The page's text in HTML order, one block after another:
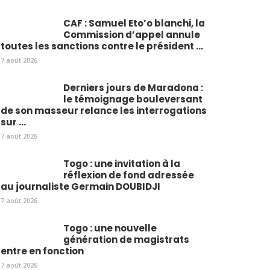
CAF : Samuel Eto’o blanchi, la
Commission d’appel annule
toutes les sanctions contre le président ...
7 août 2026
Derniers jours de Maradona :
le témoignage bouleversant
de son masseur relance les interrogations
sur ...
7 août 2026
Togo : une invitation à la
réflexion de fond adressée
au journaliste Germain DOUBIDJI
7 août 2026
Togo : une nouvelle
génération de magistrats
entre en fonction
7 août 2026